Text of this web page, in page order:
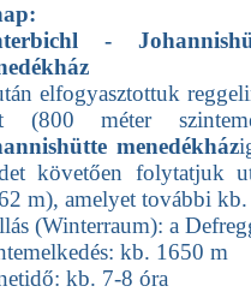
-
elfogyasztottuk
(800 méter
menedékház
követően folytatjuk
m), amelyet további
(Winterraum): a
kb. 1650 m
kb. 7-8 óra